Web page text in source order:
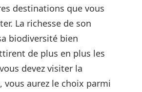
destinations que vous
La richesse de son
biodiversité bien
de plus en plus les
devez visiter la
vous aurez le choix parmi